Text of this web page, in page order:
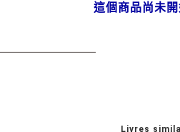
這個商品尚未開
Livres